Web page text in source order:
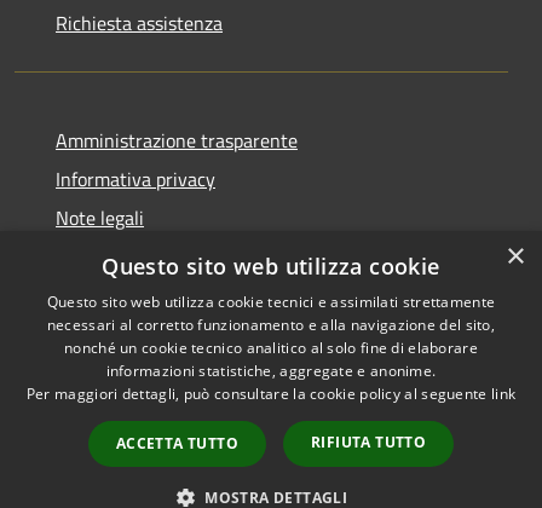
Richiesta assistenza
Amministrazione trasparente
Informativa privacy
Note legali
Dichiarazione di accessibilità
Accessibilità
Copyright © 2026 • Comune di
Castelcovati • Powered by
Municipium•
Accesso
redazione
×
Questo sito web utilizza cookie
Questo sito web utilizza cookie tecnici e assimilati strettamente
necessari al corretto funzionamento e alla navigazione del sito,
nonché un cookie tecnico analitico al solo fine di elaborare
informazioni statistiche, aggregate e anonime.
Per maggiori dettagli, può consultare la cookie policy al seguente link
ACCETTA TUTTO RIFIUTA TUTTO
MOSTRA DETTAGLI